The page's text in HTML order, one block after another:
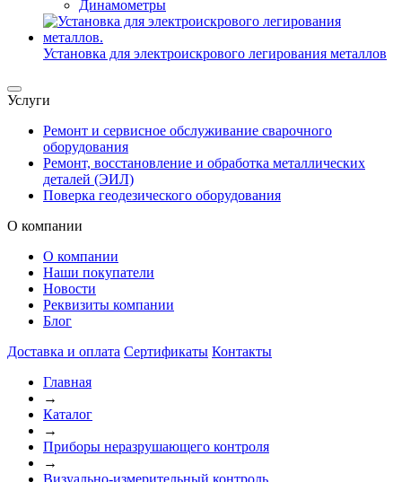
Динамометры
Установка для электроискрового легирования металлов
Услуги
Ремонт и сервисное обслуживание сварочного
оборудования
Ремонт, восстановление и обработка металлических
деталей (ЭИЛ)
Поверка геодезического оборудования
О компании
О компании
Наши покупатели
Новости
Реквизиты компании
Блог
Доставка и оплата Сертификаты Контакты
Главная
→
Каталог
→
Приборы неразрушающего контроля
→
Визуально-измерительный контроль